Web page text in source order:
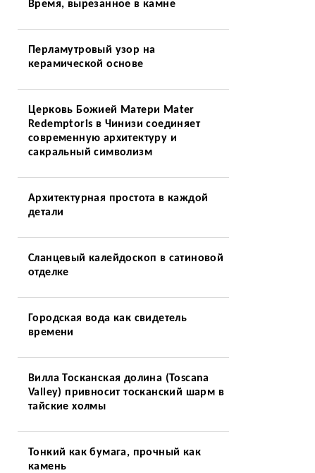
Время, вырезанное в камне
Перламутровый узор на
керамической основе
Церковь Божией Матери Mater
Redemptoris в Чинизи соединяет
современную архитектуру и
сакральный символизм
Архитектурная простота в каждой
детали
Сланцевый калейдоскоп в сатиновой
отделке
Городская вода как свидетель
времени
Вилла Тосканская долина (Toscana
Valley) привносит тосканский шарм в
тайские холмы
Тонкий как бумага, прочный как
камень